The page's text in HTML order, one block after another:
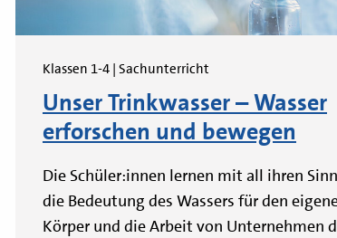
Klassen 1-4 | Sachunterricht
Unser Trinkwasser – Wasser
erforschen und bewegen
Die Schüler:innen lernen mit all ihren
die Bedeutung des Wassers für den
Körper und die Arbeit von Unternehmen